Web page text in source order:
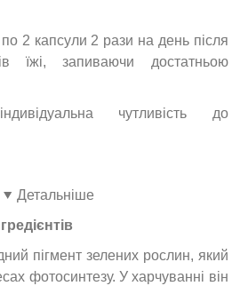
по 2 капсули 2 рази на день після
їжі, запиваючи достатньою
чутливість до
Детальніше
пігмент зелених рослин, який
фотосинтезу. У харчуванні він